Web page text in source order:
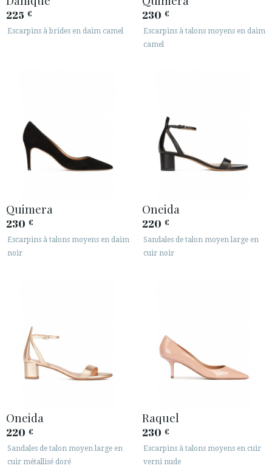
225 €
Escarpins à brides en daim camel
230 €
Escarpins à talons moyens en daim
camel
Quimera
230 €
Escarpins à talons moyens en daim
noir
Oneida
220 €
Sandales de talon moyen large en
cuir noir
Oneida
220 €
Sandales de talon moyen large en
cuir métallisé doré
Raquel
230 €
Escarpins à talons moyens en cuir
verni nude